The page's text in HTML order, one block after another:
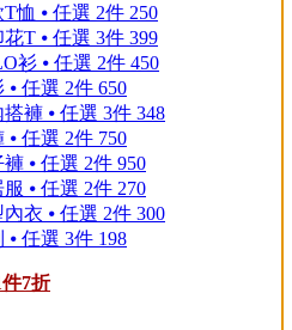
恤 ⦁ 任選 2件 250
T ⦁ 任選 3件 399
衫 ⦁ 任選 2件 450
⦁ 任選 2件 650
褲 ⦁ 任選 3件 348
⦁ 任選 2件 750
⦁ 任選 2件 950
⦁ 任選 2件 270
衣 ⦁ 任選 2件 300
⦁ 任選 3件 198
7折